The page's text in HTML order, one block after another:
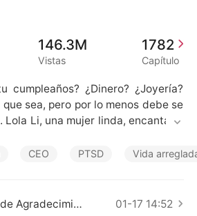
146.3M
Vistas
1782
Capítulo
cumpleaños? ¿Dinero? ¿Joyería?
sea, pero por lo menos debe se
Lola Li, una mujer linda, encantado
Todo el mundo pensaba q
pesadilla para ella. Cuando termi
CEO PTSD Vida
Capítulo 1782 Nota de Agradecimiento 01-17 14:52